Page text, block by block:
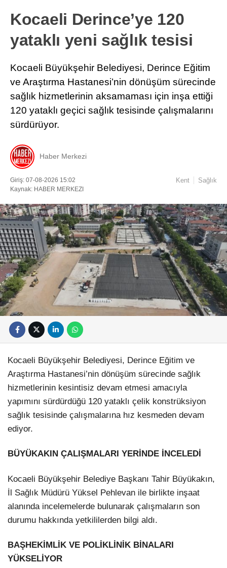
Kocaeli Derince’ye 120
yataklı yeni sağlık tesisi
Kocaeli Büyükşehir Belediyesi, Derince Eğitim
ve Araştırma Hastanesi’nin dönüşüm sürecinde
sağlık hizmetlerinin aksamaması için inşa ettiği
120 yataklı geçici sağlık tesisinde çalışmalarını
sürdürüyor.
Haber Merkezi
Giriş: 07-08-2026 15:02
Kaynak: HABER MERKEZI
Kent Sağlık
Kocaeli Büyükşehir Belediyesi, Derince Eğitim ve
Araştırma Hastanesi’nin dönüşüm sürecinde sağlık
hizmetlerinin kesintisiz devam etmesi amacıyla
yapımını sürdürdüğü 120 yataklı çelik konstrüksiyon
sağlık tesisinde çalışmalarına hız kesmeden devam
ediyor.
BÜYÜKAKIN ÇALIŞMALARI YERİNDE İNCELEDİ
Kocaeli Büyükşehir Belediye Başkanı Tahir Büyükakın,
İl Sağlık Müdürü Yüksel Pehlevan ile birlikte inşaat
alanında incelemelerde bulunarak çalışmaların son
durumu hakkında yetkililerden bilgi aldı.
BAŞHEKİMLİK VE POLİKLİNİK BİNALARI
YÜKSELİYOR